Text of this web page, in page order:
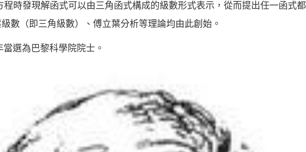
時發現解函式可以由三角函式構成的級數形式表示，從而提出任一函式都
數（即三角級數）、傅立葉分析等理論均由此創始。
選為巴黎科學院院士。